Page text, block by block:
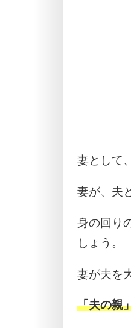
妻として
妻が、夫
身の回り
しょう。
妻が夫を
「夫の親